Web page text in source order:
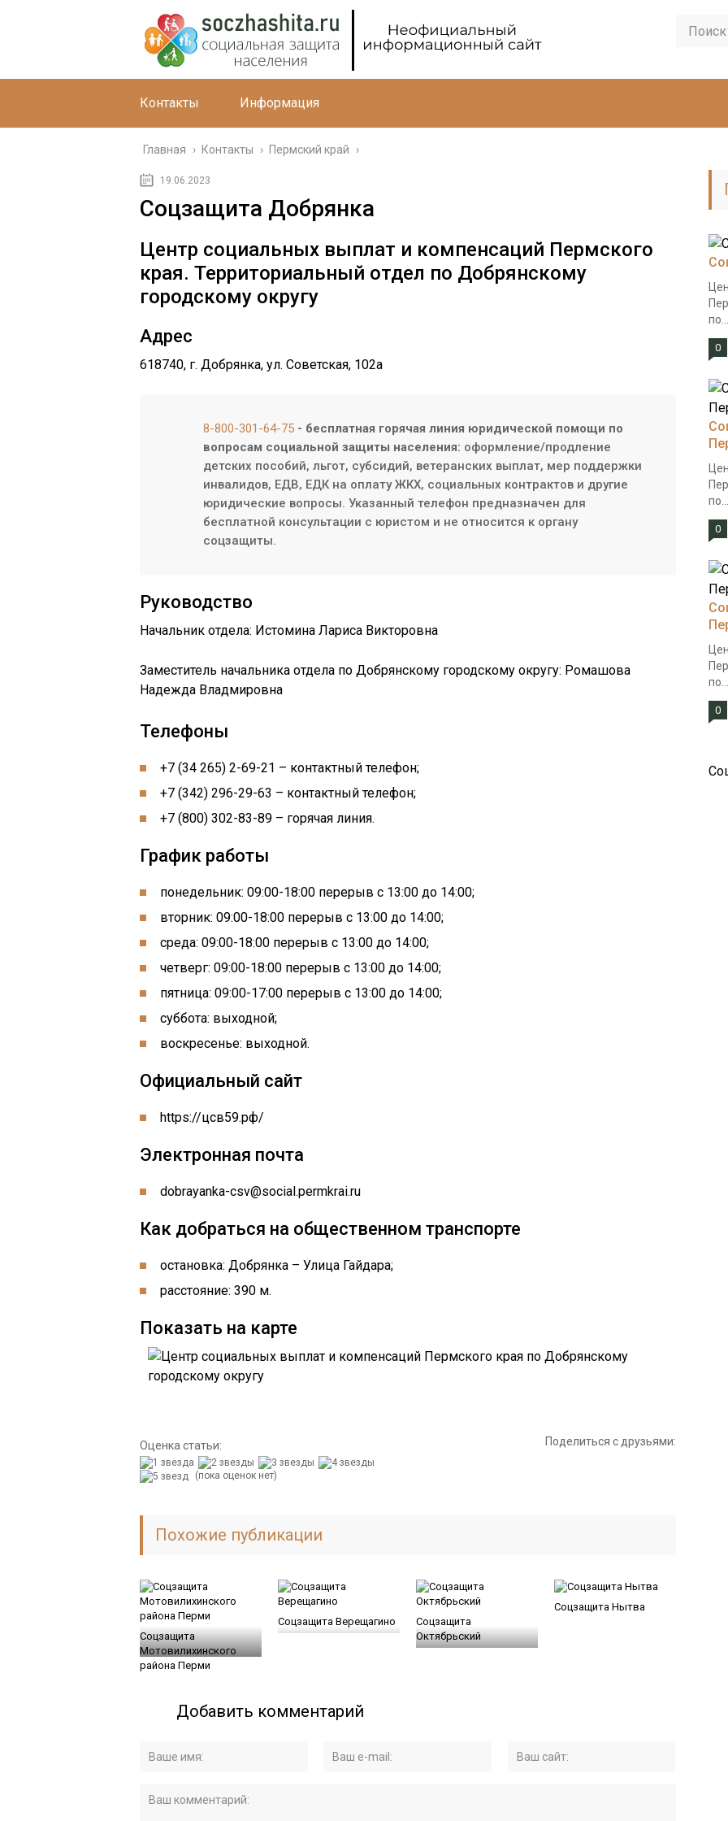
Контакты Информация
Главная › Контакты › Пермский край ›
19.06.2023
Соцзащита Добрянка
Центр социальных выплат и компенсаций Пермского
края. Территориальный отдел по Добрянскому
городскому округу
Адрес
618740, г. Добрянка, ул. Советская, 102а
8-800-301-64-75 - бесплатная горячая линия юридической помощи по
вопросам социальной защиты населения: оформление/продление
детских пособий, льгот, субсидий, ветеранских выплат, мер поддержки
инвалидов, ЕДВ, ЕДК на оплату ЖКХ, социальных контрактов и другие
юридические вопросы. Указанный телефон предназначен для
бесплатной консультации с юристом и не относится к органу
соцзащиты.
Руководство
Начальник отдела: Истомина Лариса Викторовна
Заместитель начальника отдела по Добрянскому городскому округу: Ромашова
Надежда Владмировна
Телефоны
+7 (34 265) 2-69-21 – контактный телефон;
+7 (342) 296-29-63 – контактный телефон;
+7 (800) 302-83-89 – горячая линия.
График работы
понедельник: 09:00-18:00 перерыв с 13:00 до 14:00;
вторник: 09:00-18:00 перерыв с 13:00 до 14:00;
среда: 09:00-18:00 перерыв с 13:00 до 14:00;
четверг: 09:00-18:00 перерыв с 13:00 до 14:00;
пятница: 09:00-17:00 перерыв с 13:00 до 14:00;
суббота: выходной;
воскресенье: выходной.
Официальный сайт
https://цсв59.рф/
Электронная почта
dobrayanka-csv@social.permkrai.ru
Как добраться на общественном транспорте
остановка: Добрянка – Улица Гайдара;
расстояние: 390 м.
Показать на карте
Оценка статьи:
(пока оценок нет)
Поделиться с друзьями:
Похожие публикации
Соцзащита
Мотовилихинского
района Перми
Соцзащита Верещагино
Соцзащита
Октябрьский
Соцзащита Нытва
Добавить комментарий
по...
0
по...
0
по...
0